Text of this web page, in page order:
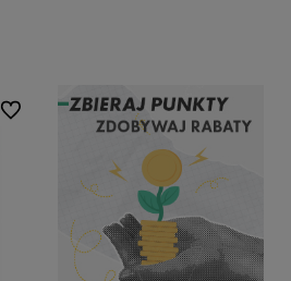
Do ulubionych